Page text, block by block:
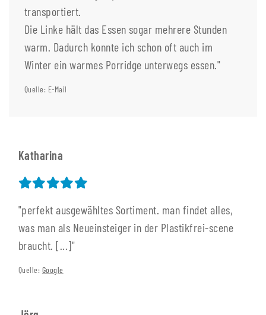
transportiert.
Die Linke hält das Essen sogar mehrere Stunden
warm. Dadurch konnte ich schon oft auch im
Winter ein warmes Porridge unterwegs essen."
Quelle: E-Mail
Katharina
"perfekt ausgewähltes Sortiment. man findet alles,
was man als Neueinsteiger in der Plastikfrei-scene
braucht. [...]"
Quelle: Google